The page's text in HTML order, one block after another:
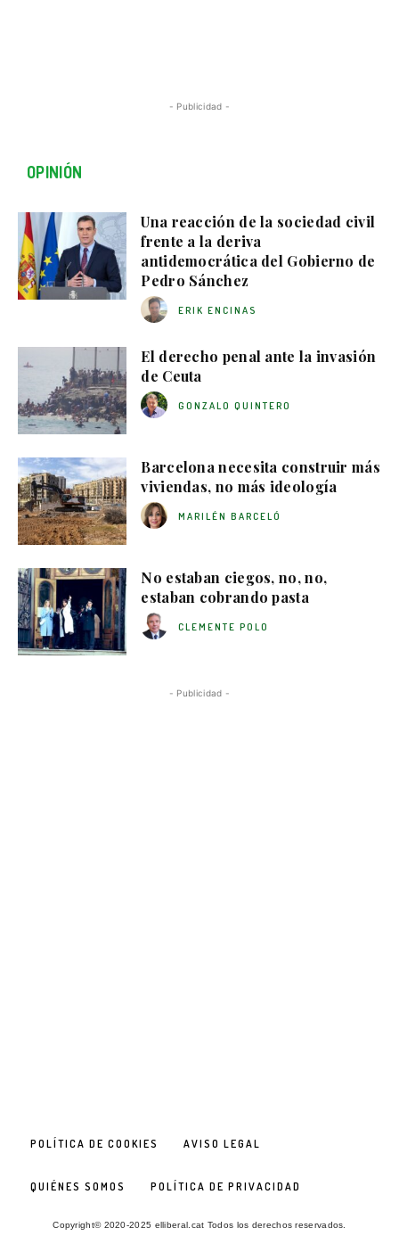
- Publicidad -
OPINIÓN
Una reacción de la sociedad civil
frente a la deriva
antidemocrática del Gobierno de
Pedro Sánchez
ERIK ENCINAS
El derecho penal ante la invasión
de Ceuta
GONZALO QUINTERO
Barcelona necesita construir más
viviendas, no más ideología
MARILÉN BARCELÓ
No estaban ciegos, no, no,
estaban cobrando pasta
CLEMENTE POLO
- Publicidad -
POLÍTICA DE COOKIES AVISO LEGAL
QUIÉNES SOMOS POLÍTICA DE PRIVACIDAD
Copyright© 2020-2025 elliberal.cat Todos los derechos reservados.